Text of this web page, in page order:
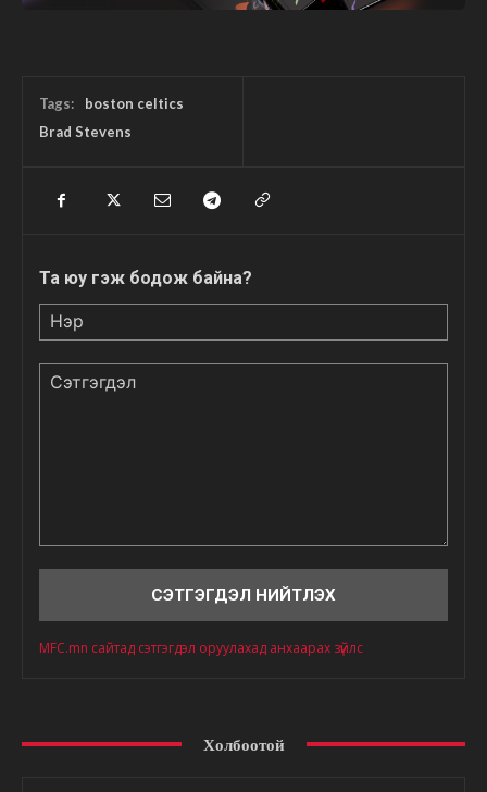
Tags:
boston celtics
Brad Stevens
Та юу гэж бодож байна?
MFC.mn сайтад сэтгэгдэл оруулахад анхаарах зүйлс
Холбоотой